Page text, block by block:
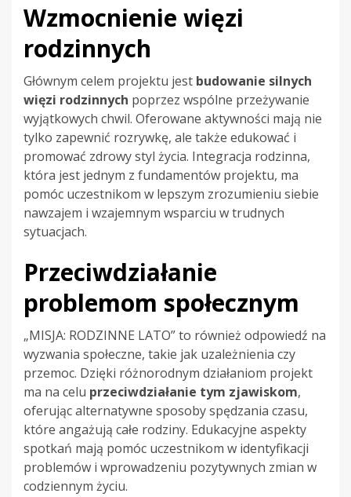
Wzmocnienie więzi
rodzinnych
Głównym celem projektu jest budowanie silnych
więzi rodzinnych poprzez wspólne przeżywanie
wyjątkowych chwil. Oferowane aktywności mają nie
tylko zapewnić rozrywkę, ale także edukować i
promować zdrowy styl życia. Integracja rodzinna,
która jest jednym z fundamentów projektu, ma
pomóc uczestnikom w lepszym zrozumieniu siebie
nawzajem i wzajemnym wsparciu w trudnych
sytuacjach.
Przeciwdziałanie
problemom społecznym
„MISJA: RODZINNE LATO” to również odpowiedź na
wyzwania społeczne, takie jak uzależnienia czy
przemoc. Dzięki różnorodnym działaniom projekt
ma na celu przeciwdziałanie tym zjawiskom,
oferując alternatywne sposoby spędzania czasu,
które angażują całe rodziny. Edukacyjne aspekty
spotkań mają pomóc uczestnikom w identyfikacji
problemów i wprowadzeniu pozytywnych zmian w
codziennym życiu.